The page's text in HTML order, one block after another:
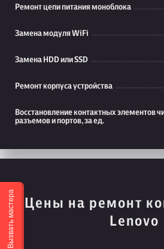
Ремонт цепи питания моноблока
Замена модуля WiFi
Замена HDD или SSD
Ремонт корпуса устройства
Восстановление контактных элементов
разъемов и портов, за ед.
Цены на ремонт
Lenovo
Вызвать мастера